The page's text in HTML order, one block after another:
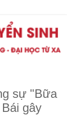
sự "Bữa
gây